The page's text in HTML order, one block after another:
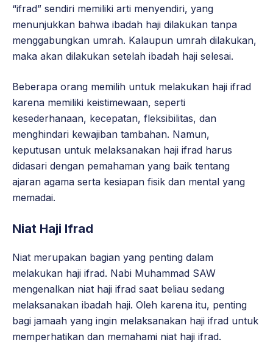
“ifrad” sendiri memiliki arti menyendiri, yang
menunjukkan bahwa ibadah haji dilakukan tanpa
menggabungkan umrah. Kalaupun umrah dilakukan,
maka akan dilakukan setelah ibadah haji selesai.
Beberapa orang memilih untuk melakukan haji ifrad
karena memiliki keistimewaan, seperti
kesederhanaan, kecepatan, fleksibilitas, dan
menghindari kewajiban tambahan. Namun,
keputusan untuk melaksanakan haji ifrad harus
didasari dengan pemahaman yang baik tentang
ajaran agama serta kesiapan fisik dan mental yang
memadai.
Niat Haji Ifrad
Niat merupakan bagian yang penting dalam
melakukan haji ifrad. Nabi Muhammad SAW
mengenalkan niat haji ifrad saat beliau sedang
melaksanakan ibadah haji. Oleh karena itu, penting
bagi jamaah yang ingin melaksanakan haji ifrad untuk
memperhatikan dan memahami niat haji ifrad.